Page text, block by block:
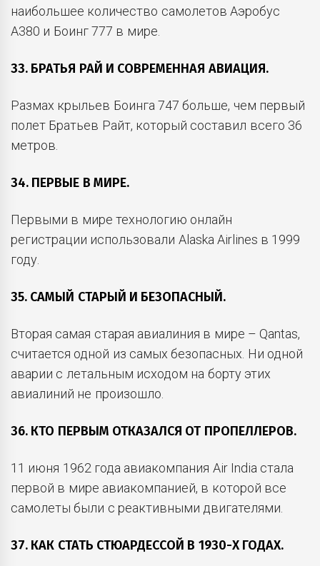
наибольшее количество самолетов Аэробус
А380 и Боинг 777 в мире.
33. БРАТЬЯ РАЙ И СОВРЕМЕННАЯ АВИАЦИЯ.
Размах крыльев Боинга 747 больше, чем первый
полет Братьев Райт, который составил всего 36
метров.
34. ПЕРВЫЕ В МИРЕ.
Первыми в мире технологию онлайн
регистрации использовали Alaska Airlines в 1999
году.
35. САМЫЙ СТАРЫЙ И БЕЗОПАСНЫЙ.
Вторая самая старая авиалиния в мире – Qantas,
считается одной из самых безопасных. Ни одной
аварии с летальным исходом на борту этих
авиалиний не произошло.
36. КТО ПЕРВЫМ ОТКАЗАЛСЯ ОТ ПРОПЕЛЛЕРОВ.
11 июня 1962 года авиакомпания Air India стала
первой в мире авиакомпанией, в которой все
самолеты были с реактивными двигателями.
37. КАК СТАТЬ СТЮАРДЕССОЙ В 1930-Х ГОДАХ.